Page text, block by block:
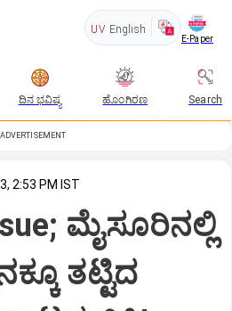
UV English
E-Paper
ದಿನ ಭವಿಷ್ಯ ಹೊಂಗಿರಣ Search
ADVERTISEMENT
2:53 PM IST
ಮೈಸೂರಿನಲ್ಲಿ
ತಟ್ಟಿದ